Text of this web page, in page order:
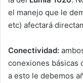
el manejo que le
etc) afectará
Conectividad:
conexiones básicas
a esto le debemos